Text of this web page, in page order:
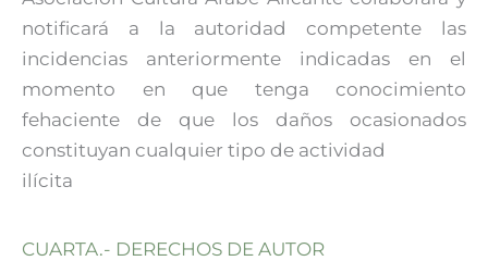
notificará a la autoridad competente las
incidencias anteriormente indicadas en el
momento en que tenga conocimiento
fehaciente de que los daños ocasionados
constituyan cualquier tipo de actividad
ilícita
CUARTA.- DERECHOS DE AUTOR